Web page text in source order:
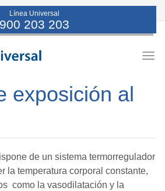
Línea Universal
900 203 203
exposición al
de un sistema termorregulador
la temperatura corporal constante,
como la vasodilatación y la